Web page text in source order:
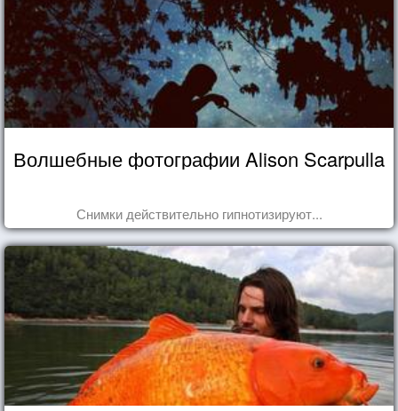
Волшебные фотографии Alison Scarpulla
Снимки действительно гипнотизируют...